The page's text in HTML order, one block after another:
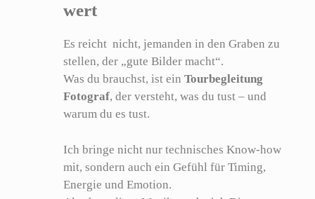
wert
Es reicht nicht, jemanden in den Graben zu
stellen, der „gute Bilder macht“.
Was du brauchst, ist ein Tourbegleitung
Fotograf, der versteht, was du tust – und
warum du es tust.
Ich bringe nicht nur technisches Know-how
mit, sondern auch ein Gefühl für Timing,
Energie und Emotion.